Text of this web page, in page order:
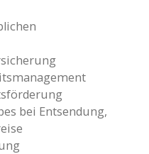
bei Entsendung,